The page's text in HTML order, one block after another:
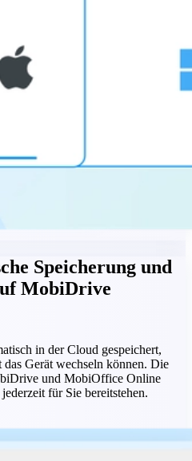
Speicherung und
MobiDrive
in der Cloud gespeichert,
Gerät wechseln können. Die
und MobiOffice Online
für Sie bereitstehen.